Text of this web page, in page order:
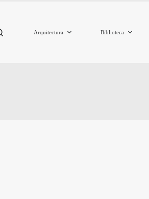
Arquitectura Biblioteca